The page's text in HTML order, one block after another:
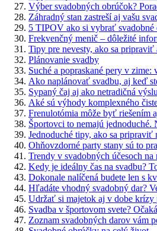
Výber svadobných obrúčok?
Záhradný stan zastreší aj vašu
5 TIPOV ako si vybrať svadobné
Frekvenčný menič – dôležité
Tipy pre nevesty, ako sa
Plánovanie svadby
Suché a popraskané pery v zime:
Ako naplánovať svadbu, aj keď
Sypaný čaj aj ako netradičná
Aké sú výhody komplexného
Frenulotómia môže byť riešením
Športovci to nemajú jednoduché.
Jednoduché tipy, ako sa pripraviť
Ohňovzdorné party stany sú to
Trendy v svadobných účesoch na
Kedy je ideálny čas na svadbu?
Dokonale nalíčená budete len s
Hľadáte vhodný svadobný dar?
Udržať si majetok aj v dobe krízy
Svadba v športovom svete?
Zoznam svadobných darov vám